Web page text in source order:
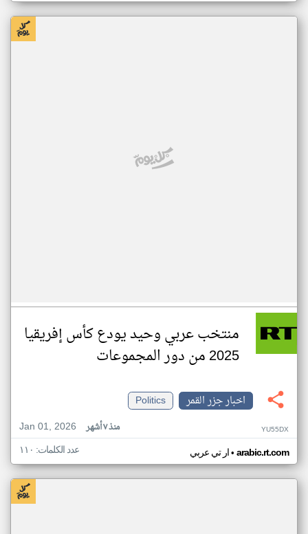
منتخب عربي وحيد يودع كأس إفريقيا
2025 من دور المجموعات
اخبار جزر القمر
Politics
Jan 01, 2026
منذ ٧ أشهر YU55DX
ار تي عربي• arabic.rt.com عدد الكلمات: ١١٠